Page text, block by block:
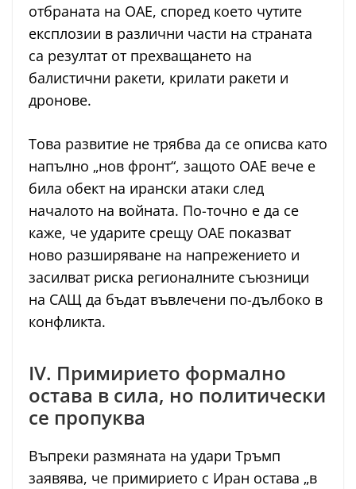
отбраната на ОАЕ, според което чутите
експлозии в различни части на страната
са резултат от прехващането на
балистични ракети, крилати ракети и
дронове.
Това развитие не трябва да се описва като
напълно „нов фронт“, защото ОАЕ вече е
била обект на ирански атаки след
началото на войната. По-точно е да се
каже, че ударите срещу ОАЕ показват
ново разширяване на напрежението и
засилват риска регионалните съюзници
на САЩ да бъдат въвлечени по-дълбоко в
конфликта.
IV. Примирието формално
остава в сила, но политически
се пропуква
Въпреки размяната на удари Тръмп
заявява, че примирието с Иран остава „в